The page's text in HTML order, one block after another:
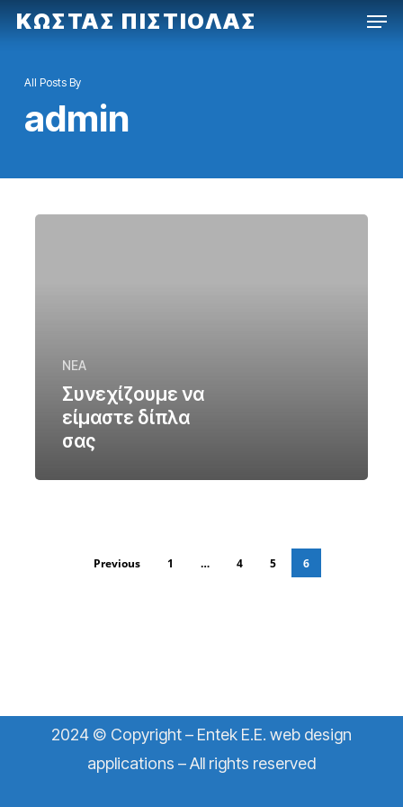
SkipΚΩΣΤΑΣ ΠΙΣΤΙΟΛΑΣ
All Posts By
admin
NEA
Συνεχίζουμε να
είμαστε δίπλα
σας
Previous 1 … 4 5 6
2024 © Copyright – Entek E.E. web design
applications – All rights reserved